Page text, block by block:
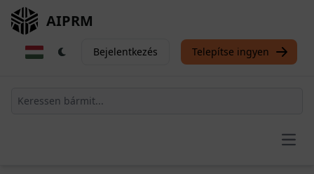
AIPRM
Bejelentkezés Telepítse ingyen